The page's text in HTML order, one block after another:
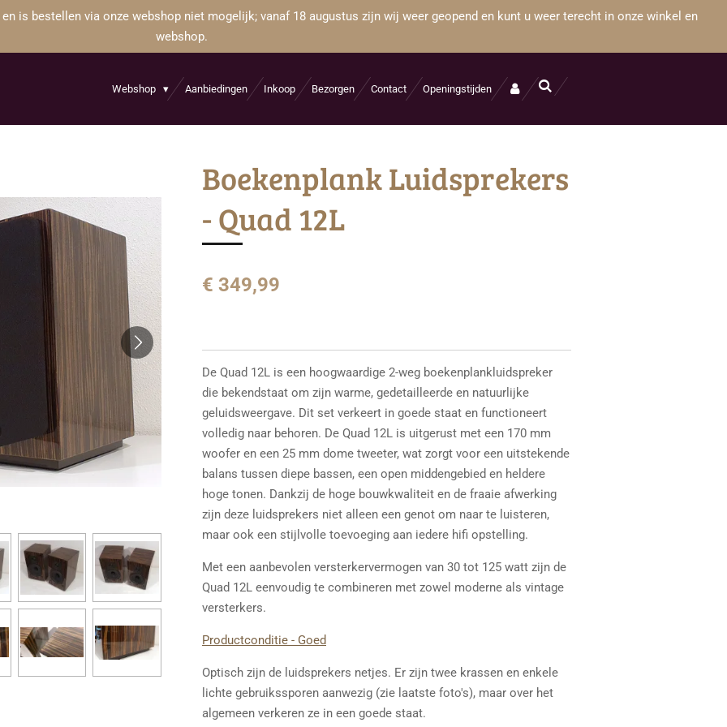
is bestellen via onze webshop niet mogelijk; vanaf 18 augustus zijn wij weer geopend en kunt u weer terecht in onze winkel en
webshop.
Webshop Aanbiedingen Inkoop Bezorgen Contact Openingstijden
Boekenplank Luidsprekers
- Quad 12L
€ 349,99
De Quad 12L is een hoogwaardige 2-weg boekenplankluidspreker
die bekendstaat om zijn warme, gedetailleerde en natuurlijke
geluidsweergave. Dit set verkeert in goede staat en functioneert
volledig naar behoren. De Quad 12L is uitgerust met een 170 mm
woofer en een 25 mm dome tweeter, wat zorgt voor een uitstekende
balans tussen diepe bassen, een open middengebied en heldere
hoge tonen. Dankzij de hoge bouwkwaliteit en de fraaie afwerking
zijn deze luidsprekers niet alleen een genot om naar te luisteren,
maar ook een stijlvolle toevoeging aan iedere hifi opstelling.
Met een aanbevolen versterkervermogen van 30 tot 125 watt zijn de
Quad 12L eenvoudig te combineren met zowel moderne als vintage
versterkers.
Productconditie - Goed
Optisch zijn de luidsprekers netjes. Er zijn twee krassen en enkele
lichte gebruikssporen aanwezig (zie laatste foto's), maar over het
algemeen verkeren ze in een goede staat.